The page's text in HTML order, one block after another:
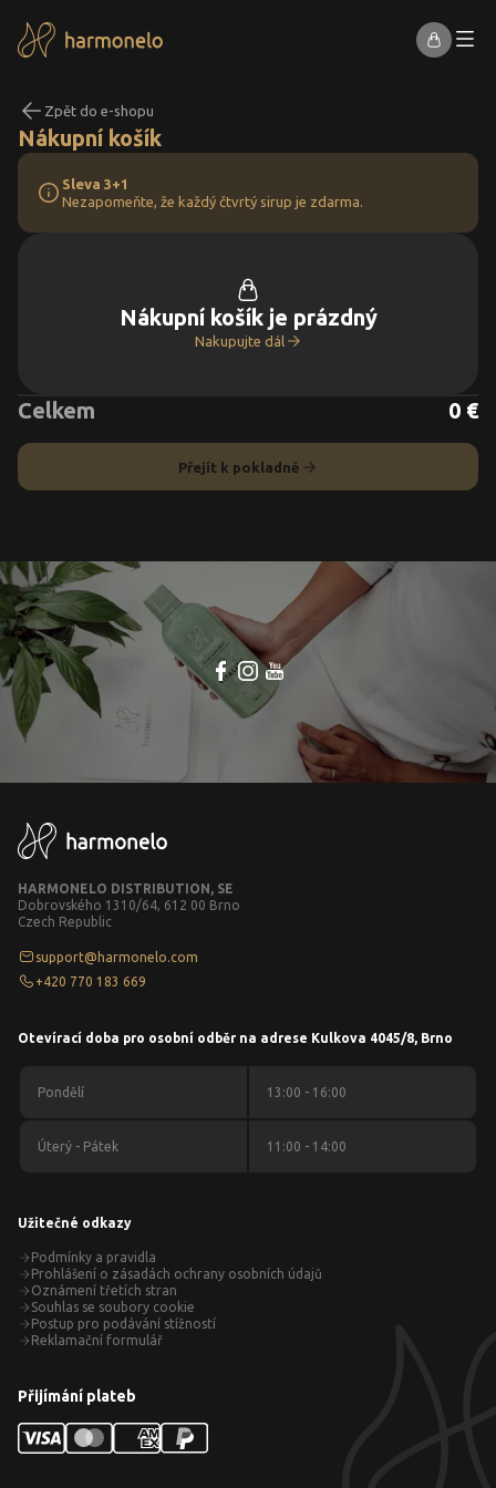
Zpět do e-shopu
Nákupní košík
Sleva 3+1
Nezapomeňte, že každý čtvrtý sirup je zdarma.
Nákupní košík je prázdný
Nakupujte dál
Celkem 0 €
Přejít k pokladně
HARMONELO DISTRIBUTION, SE
Dobrovského 1310/64, 612 00 Brno
Czech Republic
support@harmonelo.com
+420 770 183 669
Otevírací doba pro osobní odběr na adrese Kulkova 4045/8, Brno
Pondělí 13:00 - 16:00
Úterý - Pátek 11:00 - 14:00
Užitečné odkazy
Podmínky a pravidla
Prohlášení o zásadách ochrany osobních údajů
Oznámení třetích stran
Souhlas se soubory cookie
Postup pro podávání stížností
Reklamační formulář
Přijímání plateb